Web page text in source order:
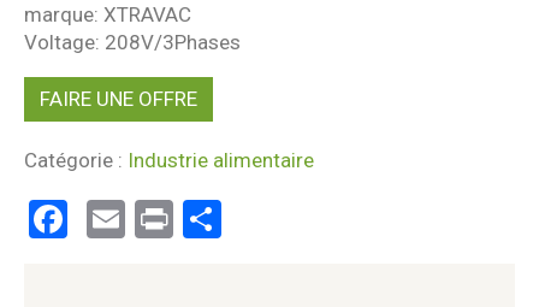
marque: XTRAVAC
Voltage: 208V/3Phases
FAIRE UNE OFFRE
Catégorie : Industrie alimentaire
Facebook
EmailPrint